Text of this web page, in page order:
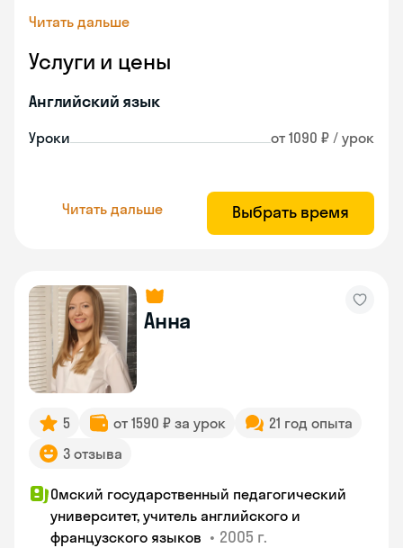
Читать дальше
Услуги и цены
Английский язык
Уроки от 1090 ₽ / урок
Читать дальше Выбрать время
Анна
5 от 1590 ₽ за урок
21 год опыта
3 отзыва
Омский государственный педагогический
университет, учитель английского и
французского языков • 2005 г.